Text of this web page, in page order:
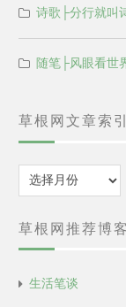
诗歌├分行就叫
随笔├风眼看世
草根网文章索引
归
档
草根网推荐博客
生活笔谈